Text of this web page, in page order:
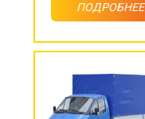
ПОДРОБНЕЕ